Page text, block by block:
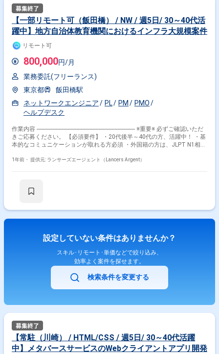
データ更新スクリプトの生成を行う。 作業内容 ：検証＋
APIを使用したデータ連携 【環境】 Python 【その他】 作業場所 ：二子
玉川駅徒歩3分 時間 ：9:30～18:30 役割 ：開発担当 PJ体
制 ：P責1名、4名体制 服装 ：ビジネスカジュアル
【一部リモート可（飯田橋） / NW / 週5日/ 30～40代活
躍中】地方自治体教育機関におけるインフラ大規模案件
リモート可
800,000円/月
業務委託(フリーランス)
東京都
飯田橋駅
ネットワークエンジニア
PL PM
PMO
ヘルプデスク
作業内容 ------------------------------------------------------------------- ※重要※ 必ずご確認いただ
きご応募ください。 【必須要件】 ・20代後半～40代の方、活躍中！ ・基
本的なコミュニケーションが取れる方必須 ・外国籍の方は、JLPT N1相当
（副業不可） ・エンジニア実務経験3年以上必須 ---------------------------------------------
の力でオペレーションの停滞を解消し、 日本経済にもう一度流れを生み出
になります。例)導入、設計構築、プリセールス、PMなど 面談時に今後の
を回すこと前提となります。平均稼働は160-170hです。 【作業場所】 稼
働形態：週3以上リモート 出社場所：出社の場合は飯田橋徒歩2分 ※稀に千
葉市内日帰り出張、月に1回あるか、ないか程度 【就業時間】 フレックス
タイム制（標準労働時間8時間 / 休憩60分） 《コアタイム》11：00～
1年前・ 提供元: ランサーズエージェント（Lancers Argent）
設定していない条件はありませんか？
スキル･リモート･単価などで絞り込み、
効率よく案件を探せます。
検索条件を変更する
【常駐（川崎） / HTML/CSS / 週5日/ 30～40代活躍
中】メタバースサービスのWebクライアントアプリ開発